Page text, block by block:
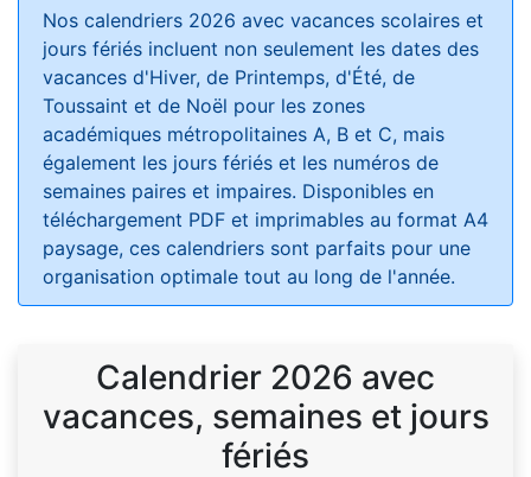
Nos calendriers 2026 avec vacances scolaires et
jours fériés incluent non seulement les dates des
vacances d'Hiver, de Printemps, d'Été, de
Toussaint et de Noël pour les zones
académiques métropolitaines A, B et C, mais
également les jours fériés et les numéros de
semaines paires et impaires. Disponibles en
téléchargement PDF et imprimables au format A4
paysage, ces calendriers sont parfaits pour une
organisation optimale tout au long de l'année.
Calendrier 2026 avec
vacances, semaines et jours
fériés